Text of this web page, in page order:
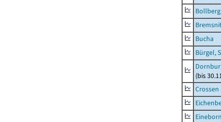
Bollberg
Bucha
Bürgel,
(bis